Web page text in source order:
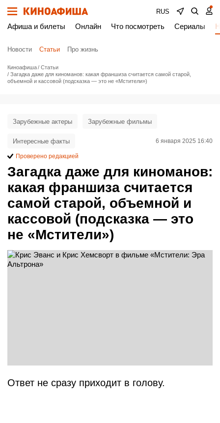
RUS
Афиша и билеты Онлайн Что посмотреть Сериалы
Новости Статьи Про жизнь
Киноафиша
Статьи
Загадка даже для киноманов: какая франшиза считается самой старой,
объемной и кассовой (подсказка — это не «Мстители»)
Загадка даже для киноманов:
какая франшиза считается
самой старой, объемной и
кассовой (подсказка — это
не «Мстители»)
Зарубежные актеры Зарубежные фильмы
Интересные факты 6 января 2025 16:40
Проверено редакцией
Ответ не сразу приходит в голову.